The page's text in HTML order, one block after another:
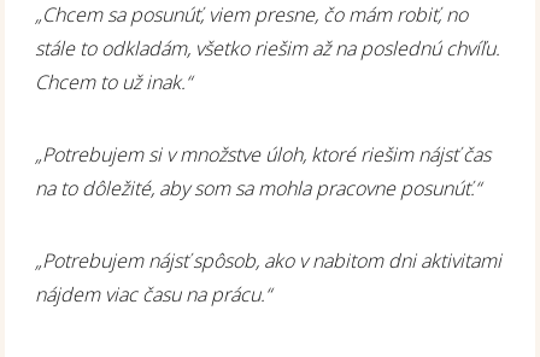
„Chcem sa posunúť, viem presne, čo mám robiť, no
stále to odkladám, všetko riešim až na poslednú chvíľu.
Chcem to už inak.“
„Potrebujem si v množstve úloh, ktoré riešim nájsť čas
na to dôležité, aby som sa mohla pracovne posunúť.“
„Potrebujem nájsť spôsob, ako v nabitom dni aktivitami
nájdem viac času na prácu.“